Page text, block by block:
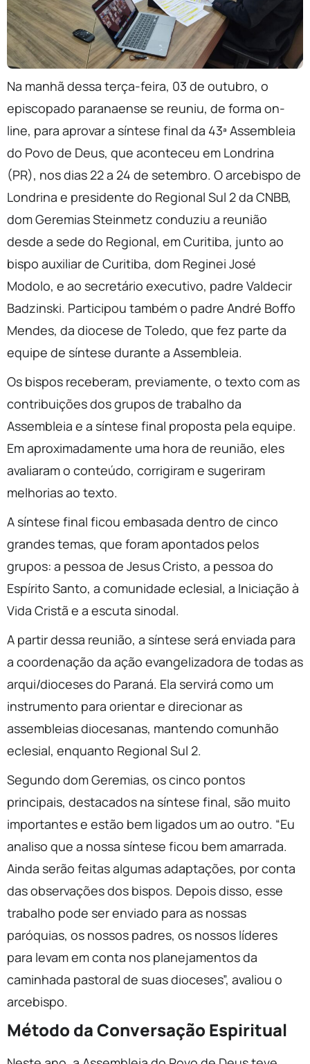
Na manhã dessa terça-feira, 03 de outubro, o
episcopado paranaense se reuniu, de forma on-
line, para aprovar a síntese final da 43ª Assembleia
do Povo de Deus, que aconteceu em Londrina
(PR), nos dias 22 a 24 de setembro. O arcebispo de
Londrina e presidente do Regional Sul 2 da CNBB,
dom Geremias Steinmetz conduziu a reunião
desde a sede do Regional, em Curitiba, junto ao
bispo auxiliar de Curitiba, dom Reginei José
Modolo, e ao secretário executivo, padre Valdecir
Badzinski. Participou também o padre André Boffo
Mendes, da diocese de Toledo, que fez parte da
equipe de síntese durante a Assembleia.
Os bispos receberam, previamente, o texto com as
contribuições dos grupos de trabalho da
Assembleia e a síntese final proposta pela equipe.
Em aproximadamente uma hora de reunião, eles
avaliaram o conteúdo, corrigiram e sugeriram
melhorias ao texto.
A síntese final ficou embasada dentro de cinco
grandes temas, que foram apontados pelos
grupos: a pessoa de Jesus Cristo, a pessoa do
Espírito Santo, a comunidade eclesial, a Iniciação à
Vida Cristã e a escuta sinodal.
A partir dessa reunião, a síntese será enviada para
a coordenação da ação evangelizadora de todas as
arqui/dioceses do Paraná. Ela servirá como um
instrumento para orientar e direcionar as
assembleias diocesanas, mantendo comunhão
eclesial, enquanto Regional Sul 2.
Segundo dom Geremias, os cinco pontos
principais, destacados na síntese final, são muito
importantes e estão bem ligados um ao outro. “Eu
analiso que a nossa síntese ficou bem amarrada.
Ainda serão feitas algumas adaptações, por conta
das observações dos bispos. Depois disso, esse
trabalho pode ser enviado para as nossas
paróquias, os nossos padres, os nossos líderes
para levam em conta nos planejamentos da
caminhada pastoral de suas dioceses”, avaliou o
arcebispo.
Método da Conversação Espiritual